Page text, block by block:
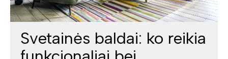
Svetainės baldai: ko reikia